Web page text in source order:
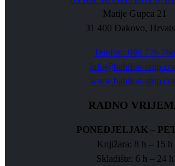
Matije Gupca 21
31 400 Đakovo,
Telefon: 098 776 766
info@babilon-
www.babilon-
RADNO
PONEDJELJAK –
Knjižara: 8 h – 15 h
Skladište: 6 h – 24 h